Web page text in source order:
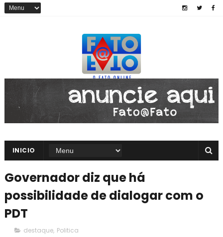
INICIO
Governador diz que há
possibilidade de dialogar com o
PDT
destaque, Politica